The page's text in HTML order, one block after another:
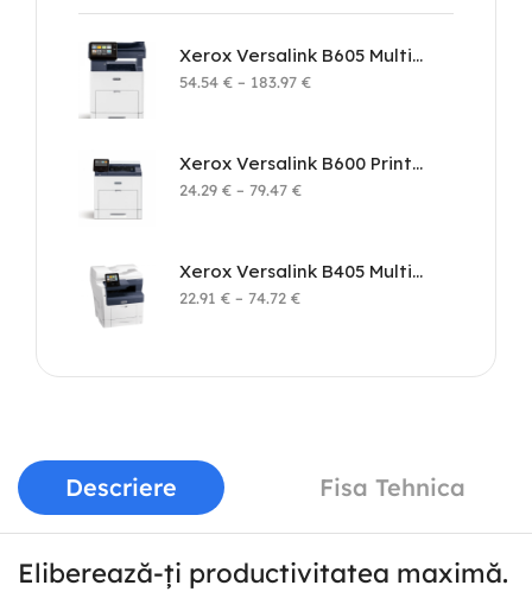
Xerox Versalink B605 Multifunction Printer
54.54 € – 183.97 €
Xerox Versalink B600 Printer
24.29 € – 79.47 €
Xerox Versalink B405 Multifunction Printer
22.91 € – 74.72 €
Descriere Fisa Tehnica
Eliberează-ți productivitatea maximă.